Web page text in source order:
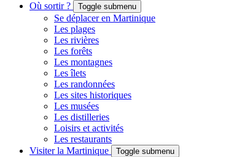
Où sortir ?
Toggle submenu
Se déplacer en Martinique
Les plages
Les rivières
Les forêts
Les montagnes
Les îlets
Les randonnées
Les sites historiques
Les musées
Les distilleries
Loisirs et activités
Les restaurants
Visiter la Martinique
Toggle submenu